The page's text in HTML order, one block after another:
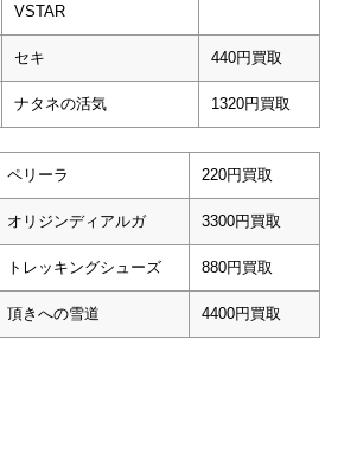
VSTAR
セキ 440円買取
ナタネの活気 1320円買取
ペリーラ 220円買取
オリジンディアルガ 3300円買取
トレッキングシューズ 880円買取
頂きへの雪道 4400円買取